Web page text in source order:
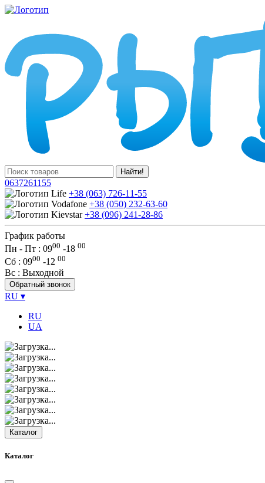
Найти!
0637261155
+38 (063) 726-11-55
+38 (050) 232-63-60
+38 (096) 241-28-86
График работы
Пн - Пт : 0900 -18 00
Сб : 0900 -12 00
Вс : Выходной
Обратный звонок
RU ▾
RU
UA
Каталог
Каталог